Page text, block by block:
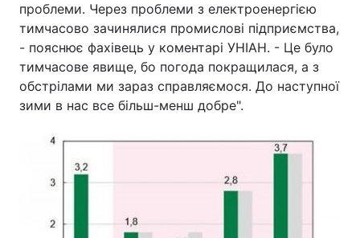
проблеми. Через проблеми з електроенергією
тимчасово зачинялися промислові підприємства,
- пояснює фахівець у коментарі УНІАН. - Це було
тимчасове явище, бо погода покращилася, а з
обстрілами ми зараз справляємося. До наступної
зими в нас все більш-менш добре".